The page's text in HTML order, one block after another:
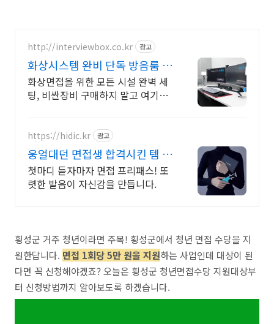
http://interviewbox.co.kr 광고
화상시스템 완비 단독 방음룸 인
터뷰박스
화상면접을 위한 모든 시설 완벽 세
팅, 비싼장비 구매하지 말고 여기서
https://hidic.kr 광고
웅얼대던 면접생 합격시킨 템 면
접 합격 필수템
첫마디 듣자마자 면접 프리패스! 또
렷한 발음이 자신감을 만듭니다.
횡성군 거주 청년이라면 주목! 횡성군에서 청년 면접 수당을 지
원한답니다. 면접 1회당 5만 원을 지원하는 사업인데 대상이 된
다면 꼭 신청해야겠죠? 오늘은 횡성군 청년면접수당 지원대상부
터 신청방법까지 알아보도록 하겠습니다.